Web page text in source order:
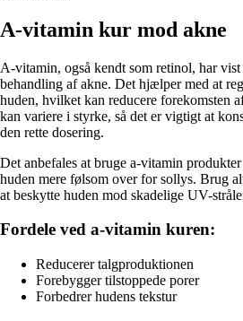
A-vitamin kur mod akne
A-vitamin, også kendt som retinol, har
behandling af akne. Det hjælper med at
huden, hvilket kan reducere forekomsten
kan variere i styrke, så det er vigtigt at
den rette dosering.
Det anbefales at bruge a-vitamin
huden mere følsom over for sollys. Brug
at beskytte huden mod skadelige UV-
Fordele ved a-vitamin kuren:
Reducerer talgproduktionen
Forebygger tilstoppede porer
Forbedrer hudens tekstur